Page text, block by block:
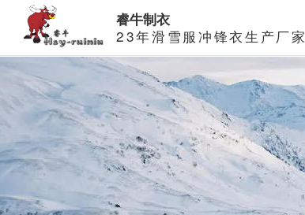
睿牛制衣
23年滑雪服冲锋衣生产厂家